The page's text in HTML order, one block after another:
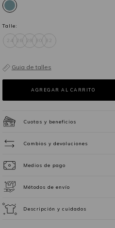
Talle:
24 26 28 30 32
Guia de talles
Cuotas y beneficios
Cambios y devoluciones
Medios de pago
Métodos de envío
Descripción y cuidados